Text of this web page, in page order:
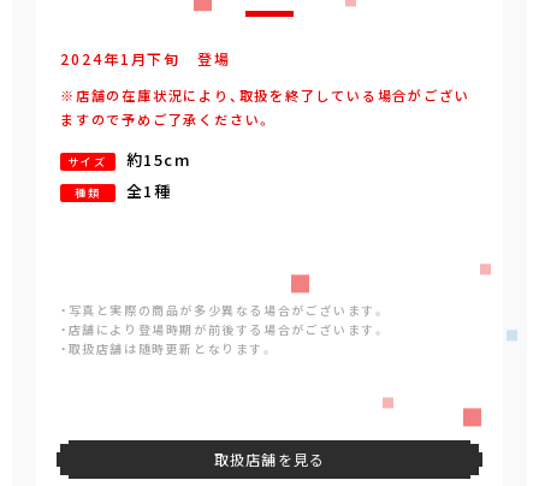
2024年1 月下旬 登場
※店舗の在庫状況により、取扱を終了している場合がござい
ますので予めご了承ください。
サイズ 約15cm
種類 全1種
・写真と実際の商品が多少異なる場合がございます。
・店舗により登場時期が前後する場合がございます。
・取扱店舗は随時更新となります。
取扱店舗を見る